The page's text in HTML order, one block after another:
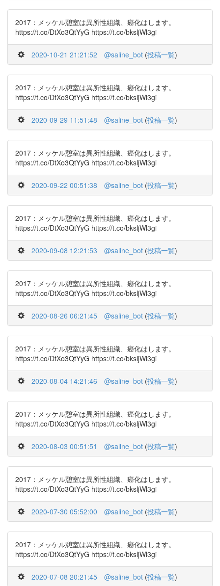
2017：メッケル憩室は異所性組織、癌化はします。
https://t.co/DtXo3QtYyG https://t.co/bksljWl3gi
2020-10-21 21:21:52 @saline_bot (投稿一覧)
2017：メッケル憩室は異所性組織、癌化はします。
https://t.co/DtXo3QtYyG https://t.co/bksljWl3gi
2020-09-29 11:51:48 @saline_bot (投稿一覧)
2017：メッケル憩室は異所性組織、癌化はします。
https://t.co/DtXo3QtYyG https://t.co/bksljWl3gi
2020-09-22 00:51:38 @saline_bot (投稿一覧)
2017：メッケル憩室は異所性組織、癌化はします。
https://t.co/DtXo3QtYyG https://t.co/bksljWl3gi
2020-09-08 12:21:53 @saline_bot (投稿一覧)
2017：メッケル憩室は異所性組織、癌化はします。
https://t.co/DtXo3QtYyG https://t.co/bksljWl3gi
2020-08-26 06:21:45 @saline_bot (投稿一覧)
2017：メッケル憩室は異所性組織、癌化はします。
https://t.co/DtXo3QtYyG https://t.co/bksljWl3gi
2020-08-04 14:21:46 @saline_bot (投稿一覧)
2017：メッケル憩室は異所性組織、癌化はします。
https://t.co/DtXo3QtYyG https://t.co/bksljWl3gi
2020-08-03 00:51:51 @saline_bot (投稿一覧)
2017：メッケル憩室は異所性組織、癌化はします。
https://t.co/DtXo3QtYyG https://t.co/bksljWl3gi
2020-07-30 05:52:00 @saline_bot (投稿一覧)
2017：メッケル憩室は異所性組織、癌化はします。
https://t.co/DtXo3QtYyG https://t.co/bksljWl3gi
2020-07-08 20:21:45 @saline_bot (投稿一覧)